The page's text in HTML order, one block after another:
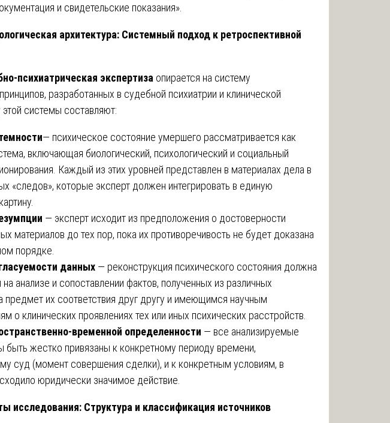
и свидетельские показания».
архитектура: Системный подход к ретроспективной
психиатрическая экспертиза опирается на систему
разработанных в судебной психиатрии и клинической
системы составляют:
— психическое состояние умершего рассматривается как
включающая биологический, психологический и социальный
Каждый из этих уровней представлен в материалах дела в
«следов», которые эксперт должен интегрировать в единую
— эксперт исходит из предположения о достоверности
материалов до тех пор, пока их противоречивость не будет доказана
порядке.
данных — реконструкция психического состояния должна
анализе и сопоставлении фактов, полученных из различных
предмет их соответствия друг другу и имеющимся научным
о клинических проявлениях тех или иных психических расстройств.
временной определенности — все анализируемые
жестко привязаны к конкретному периоду времени,
суд (момент совершения сделки), и к конкретным условиям, в
юридически значимое действие.
исследования: Структура и классификация источников